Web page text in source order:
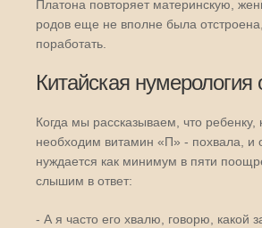
Платона повторяет материнскую,
родов еще не вполне была
поработать.
Китайская нумерология
Когда мы рассказываем, что ребенку,
необходим витамин «П» - похвала, и
нуждается как минимум в пяти
слышим в ответ:
- А я часто его хвалю, говорю, какой